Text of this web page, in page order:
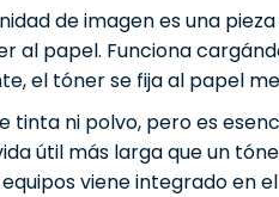
de imagen es una
al papel. Funciona
el tóner se fija al papel
tinta ni polvo, pero es
útil más larga que un
equipos viene integrado en